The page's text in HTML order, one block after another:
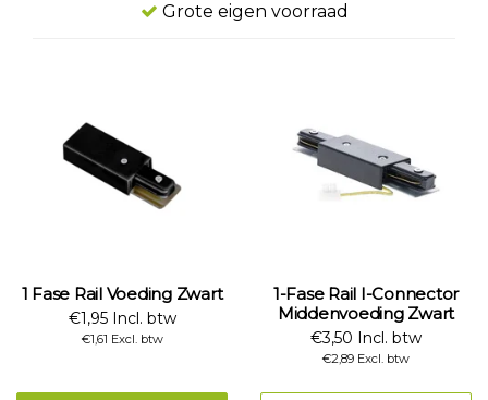
Grote eigen voorraad
1 Fase Rail Voeding Zwart
€1,95 Incl. btw
€1,61 Excl. btw
1-Fase Rail I-Connector
Middenvoeding Zwart
€3,50 Incl. btw
€2,89 Excl. btw